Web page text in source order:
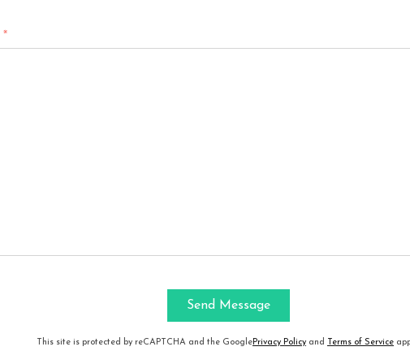
※
This site is protected by reCAPTCHA and the GooglePrivacy Policy and Terms of Service